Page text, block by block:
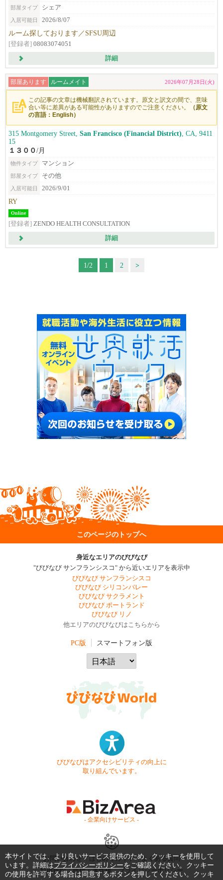
部屋タイプ シェア
入居可能日 2026/8/07
ルーム探しております／SFSU周辺
[登録者] 08083074051
詳細
部屋あります ルームメイト 2026年07月28日(火)
この記事の文章は機械翻訳されています。原文と訳文の間で、意味
合い等に差異がある可能性がありますのでご注意ください。
（原文
の言語：English）
315 Montgomery Street, San Francisco (Financial District) , CA, 9411
15
１３００/月
物件タイプ マンション
部屋タイプ その他
入居可能日 2026/9/01
RY
Online
[登録者] ZENDO HEALTH CONSULTATION
詳細
1/2 1 2 >
このページのトップへ
身近なエリアのびびなび
"びびなび サンフランシスコ" から近いエリアを表示中
びびなび サンフランシスコ
びびなび シリコンバレー
びびなび サクラメント
びびなび ポートランド
びびなび リノ
他エリアのびびなびはこちらから
PC版 スマートフォン版
びびなびはアクセシビリティの向上に
取り組んでいます。
- 企業向けサービス -
お問い合わせ はじめてガイド
よくある質問
利用規約
商標・著作権 プライバシーポリシー
本サイトでは、より良いサービス提供のため、クッキーを使用して
います。詳細はプライバシーポリシーをご確認ください。クッキー
の使用を許可する場合は同意するボタンを押してください。クッキ